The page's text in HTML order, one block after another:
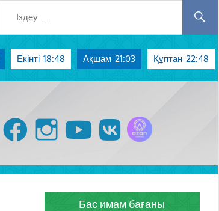
Екінті 18:48 Ақшам 21:03 Құптан 22:48
whatsapp facebook instagram youtubevk
Бас имам бағаны